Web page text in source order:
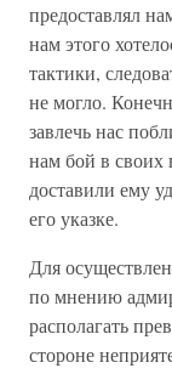
предоставлял
нам этого
тактики,
не могло.
завлечь нас
нам бой в своих
доставили ему
его указке.
Для
по мнению
располагать
стороне